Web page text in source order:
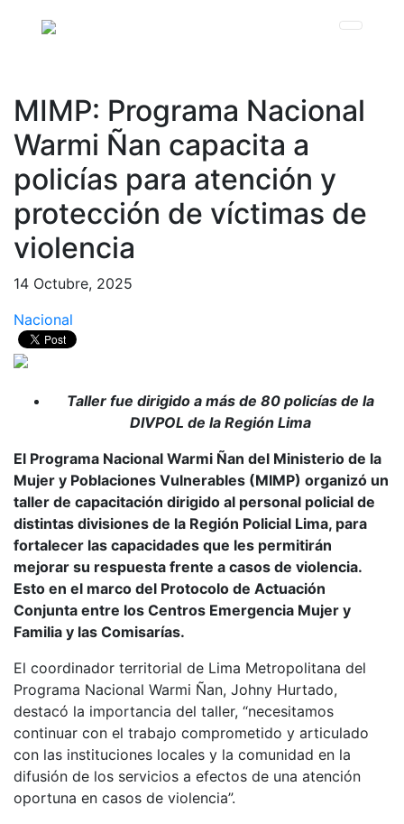
MIMP: Programa Nacional
Warmi Ñan capacita a
policías para atención y
protección de víctimas de
violencia
14 Octubre, 2025
Nacional
Taller fue dirigido a más de 80 policías de la
DIVPOL de la Región Lima
El Programa Nacional Warmi Ñan del Ministerio de la
Mujer y Poblaciones Vulnerables (MIMP) organizó un
taller de capacitación dirigido al personal policial de
distintas divisiones de la Región Policial Lima, para
fortalecer las capacidades que les permitirán
mejorar su respuesta frente a casos de violencia.
Esto en el marco del Protocolo de Actuación
Conjunta entre los Centros Emergencia Mujer y
Familia y las Comisarías.
El coordinador territorial de Lima Metropolitana del
Programa Nacional Warmi Ñan, Johny Hurtado,
destacó la importancia del taller, “necesitamos
continuar con el trabajo comprometido y articulado
con las instituciones locales y la comunidad en la
difusión de los servicios a efectos de una atención
oportuna en casos de violencia”.